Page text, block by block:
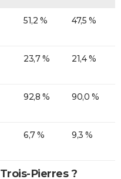
51,2 % 47,5 %
23,7 % 21,4 %
92,8 % 90,0 %
6,7 % 9,3 %
Pierres ?